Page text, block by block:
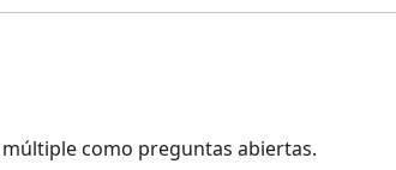
como preguntas abiertas.